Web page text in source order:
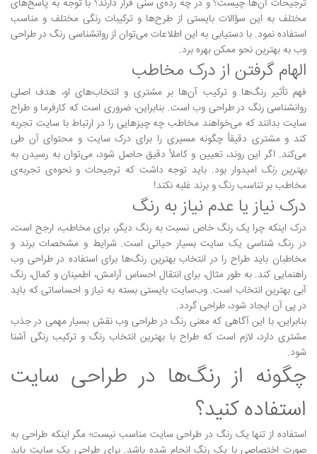
ترجیحات آن‌ها چیست؟ و در چه رده‌ی سنی قرار دارند؟ با توجه به پاسخ‌های
مختلف به این سؤالات بایستی از طرح‌ها و ترکیبات رنگی مختلف و مناسب
استفاده نمود. با دستیابی به این اطلاعات می‌توان از روانشناسی رنگ در طراحی
وب به بهترین نحو ممکن بهره برد.
الهام گرفتن از درک مخاطب
فهم تأثیر رنگ‌ها و ترکیب آن‌ها بر مشتری و انتخاب‌های او، هدف اصلی
روانشناسی رنگ در طراحی وب است. بنابراین، ضروری است که کارفرما و طراح
سایت بدانند که می‌خواهند مخاطب چه چیزهایی را در ارتباط با سایت تجربه
کند و مشتری دقیقأ چگونه مسیری را برای درک سایت و محتوای آن طی
می‌کند. اگر این روند، تعیین و کاملأ دقیق حاصل شود، می‌توان به رسیدن به
بهترین رنگ امیدوار بود. باید توجه داشت که ترجیحات و نحوه‌ی تجربه‌ی
مخاطب بر تناسب رنگ و برند غلبه نکند!
درک نیاز یا عدم نیاز به رنگ
درک اینکه چرا یک رنگ خاص نسبت به رنگ دیگر، برای مخاطب، ارجح است،
در رنگ شناسی یک سایت بسیار حیاتی است. شرایط و مشخصات برند و
مخاطبان باید طراح را در انتخاب بهترین رنگ‌ها برای استفاده در طراحی وب
راهنمایی کند. به طور مثال، برای انتقال احساس آرامش، اطمینان و کمال، رنگ
آبی بهترین انتخاب است. وب‌سایت بایستی بسته به نیاز و احساساتی که باید
در پی آن ایجاد شود، طراحی گردد.
بنابراین، با این آگاهی که معنی رنگ در طراحی وب نقش بسیار مهمی در جذب
مشتری دارد، لازم است که طراح با بهترین انتخاب رنگ و ترکیب رنگی آشنا
شود.
چگونه از رنگ‌ها در طراحی سایت
استفاده کنید؟
استفاده از تنها یک رنگ در طراحی سایت مناسب نیست؛ مگر اینکه طراحی به
صورت اختصاصی با یک رنگ انجام شده باشد. برای طراحی یک سایت باید